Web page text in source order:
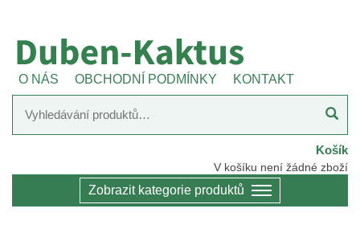
O NÁS OBCHODNÍ PODMÍNKY KONTAKT
Košík
V košíku není žádné zboží
Zobrazit kategorie produktů